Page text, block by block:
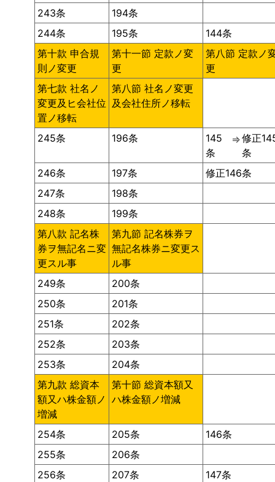
243条
194条
244条
195条
144条
第十款 申合規
則ノ変更
第十一節 定款ノ変
更
第八節 定款ノ
更
第七款 社名ノ
変更及ヒ会社位
置ノ移転
第八節 社名ノ変更
及会社住所ノ移転
245条 196条
145
条
⇒修正
条
246条
197条
修正146条
247条
198条
248条
199条
第八款 記名株
券ヲ無記名ニ変
更スル事
第九節 記名株券ヲ
無記名株券ニ変更ス
ル事
249条
200条
250条
201条
251条
202条
252条
203条
253条
204条
第九款 総資本
額又ハ株金額ノ
増減
第十節 総資本額又
ハ株金額ノ増減
254条 205条
146条
255条
206条
256条
207条
147条